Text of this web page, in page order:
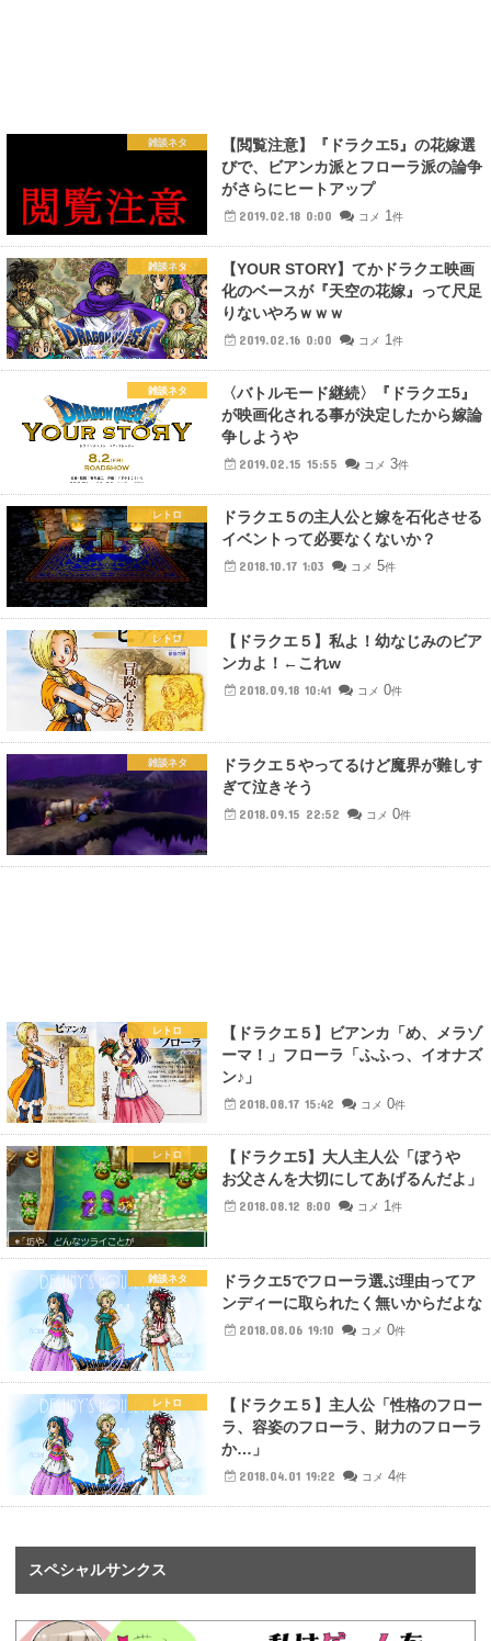
雑談ネタ
【閲覧注意】『ドラクエ5』の花嫁選
びで、ビアンカ派とフローラ派の論争
がさらにヒートアップ
2019.02.18 0:00 コメ 1件
雑談ネタ
【YOUR STORY】てかドラクエ映画
化のベースが『天空の花嫁』って尺足
りないやろｗｗｗ
2019.02.16 0:00 コメ 1件
雑談ネタ
〈バトルモード継続〉『ドラクエ5』
が映画化される事が決定したから嫁論
争しようや
2019.02.15 15:55 コメ 3件
レトロ
ドラクエ５の主人公と嫁を石化させる
イベントって必要なくないか？
2018.10.17 1:03 コメ 5件
レトロ
【ドラクエ５】私よ！幼なじみのビア
ンカよ！←これw
2018.09.18 10:41 コメ 0件
雑談ネタ
ドラクエ５やってるけど魔界が難しす
ぎて泣きそう
2018.09.15 22:52 コメ 0件
レトロ
【ドラクエ５】ビアンカ「め、メラゾ
ーマ！」フローラ「ふふっ、イオナズ
ン♪」
2018.08.17 15:42 コメ 0件
レトロ
【ドラクエ5】大人主人公「ぼうや
お父さんを大切にしてあげるんだよ」
2018.08.12 8:00 コメ 1件
雑談ネタ
ドラクエ5でフローラ選ぶ理由ってア
ンディーに取られたく無いからだよな
2018.08.06 19:10 コメ 0件
レトロ
【ドラクエ５】主人公「性格のフロー
ラ、容姿のフローラ、財力のフローラ
か…」
2018.04.01 19:22 コメ 4件
スペシャルサンクス